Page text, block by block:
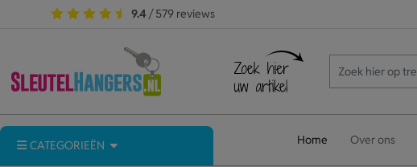
9.4 / 579 reviews
CATEGORIEËN Home Over ons